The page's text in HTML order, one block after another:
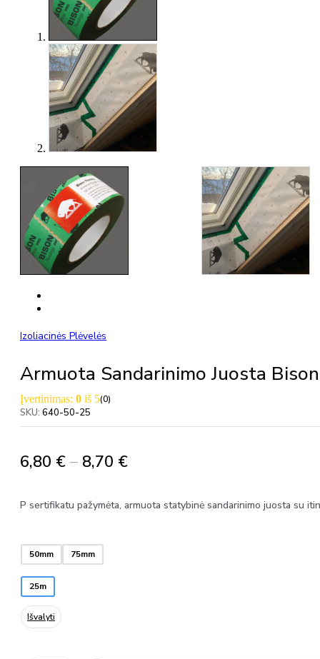
Izoliacinės Plėvelės
Armuota Sandarinimo Juosta
Įvertinimas: 0 iš 5(0)
SKU: 640-50-25
6,80 € – 8,70 €Price
6,80 €
P sertifikatu pažymėta, armuota statybinė sandarinimo juosta su
50mm 75mm
25m
Išvalyti